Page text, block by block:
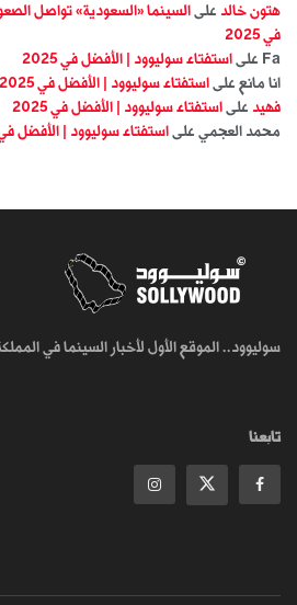
هتون خالد على السينما «السعودية» تواصل
في 2025
Fa على استفتاء سوليوود | الأفضل في 2025
انا مانع على استفتاء سوليوود | الأفضل في 2025
فهيد على استفتاء سوليوود | الأفضل في 2025
محمد العجمي على استفتاء سوليوود | الأفضل في
سوليوود.. الموقع الأول لأخبار السينما في
تابعنا